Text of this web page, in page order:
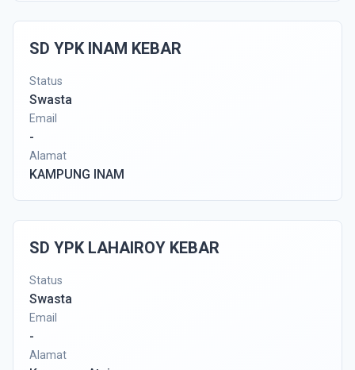
SD YPK INAM KEBAR
Status
Swasta
Email
-
Alamat
KAMPUNG INAM
SD YPK LAHAIROY KEBAR
Status
Swasta
Email
-
Alamat